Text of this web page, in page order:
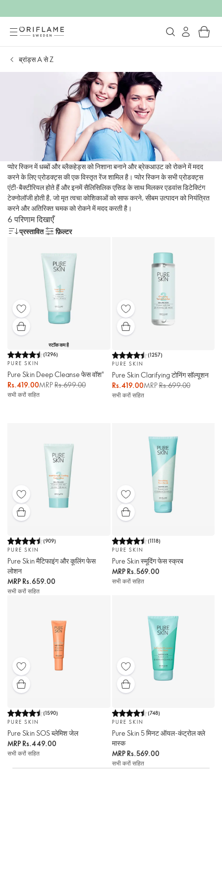
ब्रांड्स A से Z
प्योर स्किन में धब्बों और ब्लैकहेड्स को निशाना बनाने और ब्रेकआउट को रोकने में मदद
करने के लिए प्रोडक्ट्स की एक विस्तृत रेंज शामिल है। प्योर स्किन के सभी प्रोडक्ट्स
एंटी-बैक्टीरियल होते हैं और इनमें सैलिसिलिक एसिड के साथ मिलकर एडवांस डिटेक्टिंग
टेक्नोलॉजी होती है, जो मृत त्वचा कोशिकाओं को साफ करने, सीबम उत्पादन को नियंत्रित
करने और अतिरिक्त चमक को रोकने में मदद करती है।
6 परिणाम दिखाएँ
प्रस्तावित फ़िल्टर
स्टॉक कम है
(1296)
PURE SKIN
Pure Skin Deep Cleanse फेस वॉश"
Rs.419.00MRPRs.699.00
सभी करों सहित
(1257)
PURE SKIN
Pure Skin Clarifying टोनिंग सॉल्यूशन
Rs.419.00MRPRs.699.00
सभी करों सहित
(909)
PURE SKIN
Pure Skin मैटिफाइंग और कूलिंग फेस
लोशन
MRP Rs.659.00
सभी करों सहित
(1118)
PURE SKIN
Pure Skin स्मूदिंग फेस स्क्रब
MRP Rs.569.00
सभी करों सहित
(1590)
PURE SKIN
Pure Skin SOS ब्लेमिश जेल
MRP Rs.449.00
सभी करों सहित
(748)
PURE SKIN
Pure Skin 5 मिनट ऑयल-कंट्रोल क्ले
मास्क
MRP Rs.569.00
सभी करों सहित